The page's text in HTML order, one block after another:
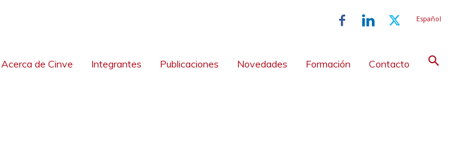
Español
Acerca de Cinve Integrantes Publicaciones Novedades Formación Contacto